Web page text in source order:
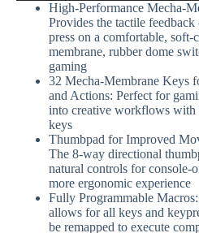
High-Performance Mecha-
Provides the tactile
press on a comfortable, soft-
membrane, rubber dome
gaming
32 Mecha-Membrane Keys
and Actions: Perfect for
into creative workflows with
keys
Thumbpad for Improved
The 8-way directional
natural controls for console-
more ergonomic experience
Fully Programmable
allows for all keys and
be remapped to execute